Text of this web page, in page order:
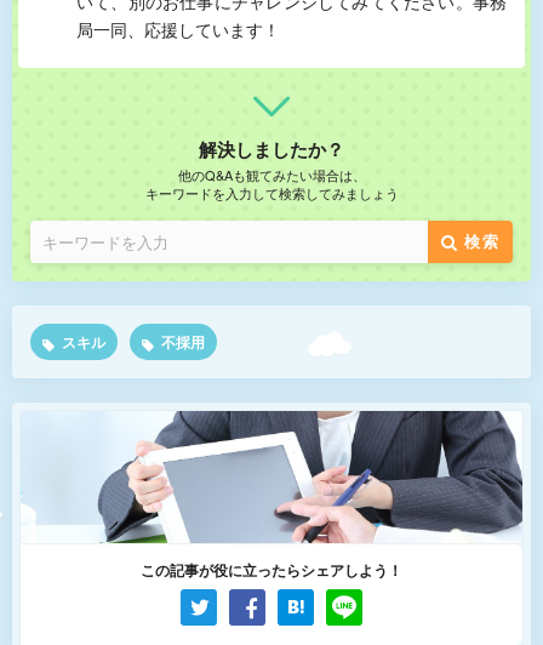
局一同、応援しています！
解決しましたか？
他のQ&Aも観てみたい場合は、
キーワードを入力して検索してみましょう
検索
スキル 不採用
この記事が役に立ったらシェアしよう！